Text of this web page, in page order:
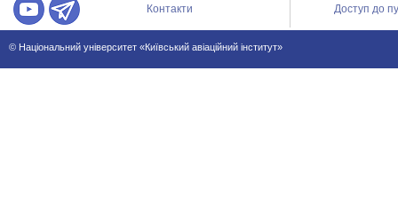
Контакти
Доступ до
© Національний університет «Київський авіаційний інститут»